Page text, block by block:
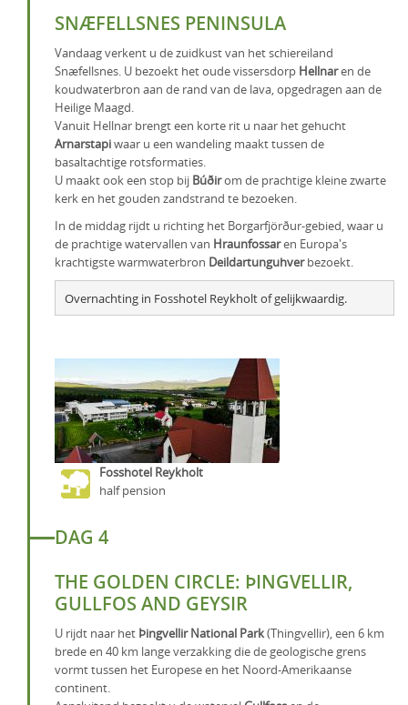
SNÆFELLSNES PENINSULA
Vandaag verkent u de zuidkust van het schiereiland
Snæfellsnes. U bezoekt het oude vissersdorp Hellnaren de
koudwaterbron aan de rand van de lava, opgedragen aan de
Heilige Maagd.
Vanuit Hellnar brengt een korte rit u naar het gehucht
Arnarstapiwaar u een wandeling maakt tussen de
basaltachtige rotsformaties.
U maakt ook een stop bij Búðirom de prachtige kleine zwarte
kerk en het gouden zandstrand te bezoeken.
In de middag rijdt u richting het Borgarfjörður-gebied, waar u
de prachtige watervallen van Hraunfossaren Europa's
krachtigste warmwaterbron Deildartunguhverbezoekt.
Overnachting in Fosshotel Reykholt of gelijkwaardig.
Fosshotel Reykholt
half pension
DAG 4
THE GOLDEN CIRCLE: ÞINGVELLIR,
GULLFOS AND GEYSIR
U rijdt naar het Þingvellir National Park(Thingvellir), een 6 km
brede en 40 km lange verzakking die de geologische grens
vormt tussen het Europese en het Noord-Amerikaanse
continent.